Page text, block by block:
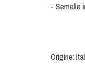
- Semelle
Origine: